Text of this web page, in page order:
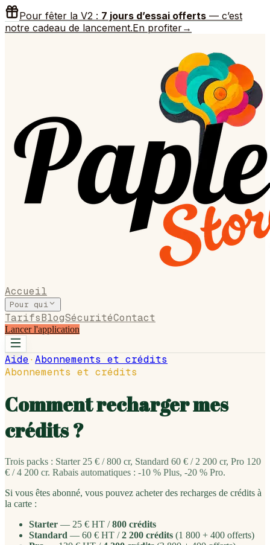
Pour fêter la V2 : 7 jours d’essai offerts — c’est
notre cadeau de lancement.En profiter→
Accueil
Pour qui
TarifsBlogSécuritéContact
Lancer l'application
Aide·Abonnements et crédits
Abonnements et crédits
Comment recharger mes
crédits ?
Trois packs : Starter 25 € / 800 cr, Standard 60 € / 2 200 cr, Pro 120
€ / 4 200 cr. Rabais automatiques : -10 % Plus, -20 % Pro.
Si vous êtes abonné, vous pouvez acheter des recharges de crédits à
la carte :
Starter — 25 € HT /800 crédits
Standard — 60 € HT /2 200 crédits (1 800 + 400 offerts)